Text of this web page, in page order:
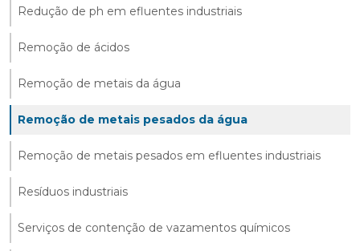
Redução de ph em efluentes industriais
Remoção de ácidos
Remoção de metais da água
Remoção de metais pesados da água
Remoção de metais pesados em efluentes industriais
Resíduos industriais
Serviços de contenção de vazamentos químicos